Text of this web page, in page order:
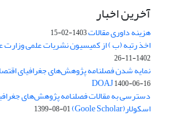
آخرین اخبار
هزینه داوری مقالات1403-02-15
اخذ رتبه (ب ) از کمیسیون نشریات علمی وزارت
1402-11-26
نمایه شدن فصلنامه پژوهش‌های جغرافیای
DOAJ1400-06-16
دسترسی به مقالات فصلنامه پژوهش‌های
اسکولار(Goole Scholar) 1399-08-01